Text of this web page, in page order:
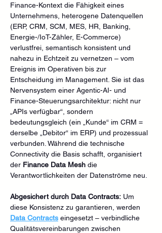
Finance-Kontext die Fähigkeit eines
Unternehmens, heterogene Datenquellen
(ERP, CRM, SCM, MES, HR, Banking,
Energie-/IoT-Zähler, E-Commerce)
verlustfrei, semantisch konsistent und
nahezu in Echtzeit zu vernetzen – vom
Ereignis im Operativen bis zur
Entscheidung im Management. Sie ist das
Nervensystem einer Agentic-AI- und
Finance-Steuerungsarchitektur: nicht nur
„APIs verfügbar“, sondern
bedeutungsgleich (ein „Kunde“ im CRM =
derselbe „Debitor“ im ERP) und prozessual
verbunden. Während die technische
Connectivity die Basis schafft, organisiert
der Finance Data Mesh die
Verantwortlichkeiten der Datenströme neu.
Abgesichert durch Data Contracts: Um
diese Konsistenz zu garantieren, werden
Data Contracts eingesetzt – verbindliche
Qualitätsvereinbarungen zwischen